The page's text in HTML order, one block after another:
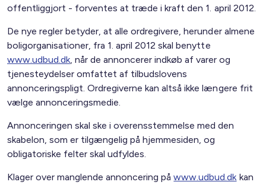
offentliggjort - forventes at træde i kraft den 1. april 2012.
De nye regler betyder, at alle ordregivere, herunder almene
boligorganisationer, fra 1. april 2012 skal benytte
www.udbud.dk, når de annoncerer indkøb af varer og
tjenesteydelser omfattet af tilbudslovens
annonceringspligt. Ordregiverne kan altså ikke længere frit
vælge annonceringsmedie.
Annonceringen skal ske i overensstemmelse med den
skabelon, som er tilgængelig på hjemmesiden, og
obligatoriske felter skal udfyldes.
Klager over manglende annoncering påwww.udbud.dkkan